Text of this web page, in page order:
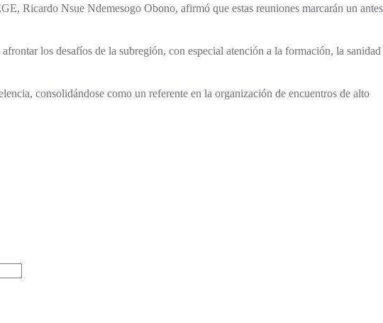
Ricardo Nsue Ndemesogo Obono, afirmó que estas reuniones marcarán un antes
los desafíos de la subregión, con especial atención a la formación, la sanidad
consolidándose como un referente en la organización de encuentros de alto